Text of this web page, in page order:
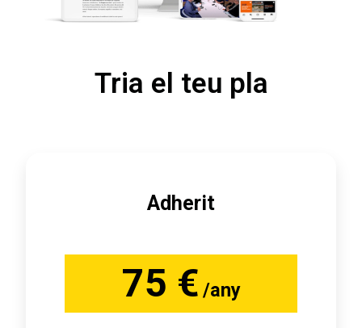
Tria el teu pla
Adherit
75 € /any